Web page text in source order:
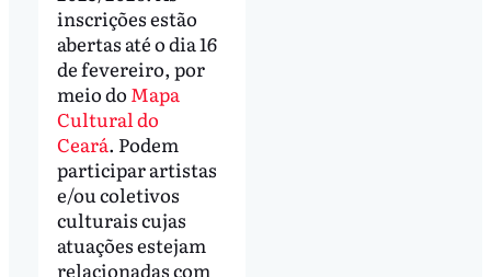
inscrições estão
abertas até o dia 16
de fevereiro, por
meio do Mapa
Cultural do
Ceará. Podem
participar artistas
e/ou coletivos
culturais cujas
atuações estejam
relacionadas com